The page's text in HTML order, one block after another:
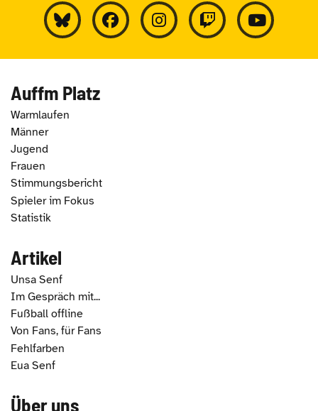
Auffm Platz
Warmlaufen
Männer
Jugend
Frauen
Stimmungsbericht
Spieler im Fokus
Statistik
Artikel
Unsa Senf
Im Gespräch mit...
Fußball offline
Von Fans, für Fans
Fehlfarben
Eua Senf
Über uns